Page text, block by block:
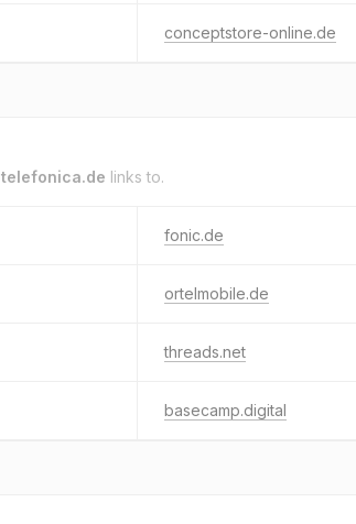
conceptstore-online.de
telefonica.de links to.
fonic.de
ortelmobile.de
threads.net
basecamp.digital